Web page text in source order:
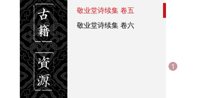
敬业堂诗续集 卷五
敬业堂诗续集 卷六
1